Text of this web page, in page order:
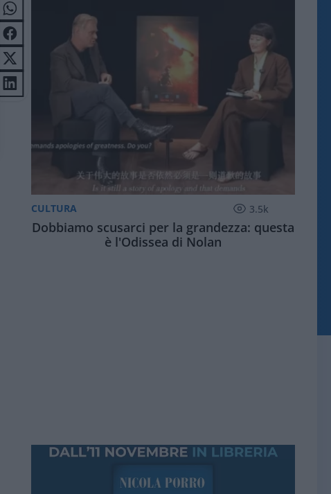
CULTURA 3.5k
Dobbiamo scusarci per la grandezza: questa
è l'Odissea di Nolan